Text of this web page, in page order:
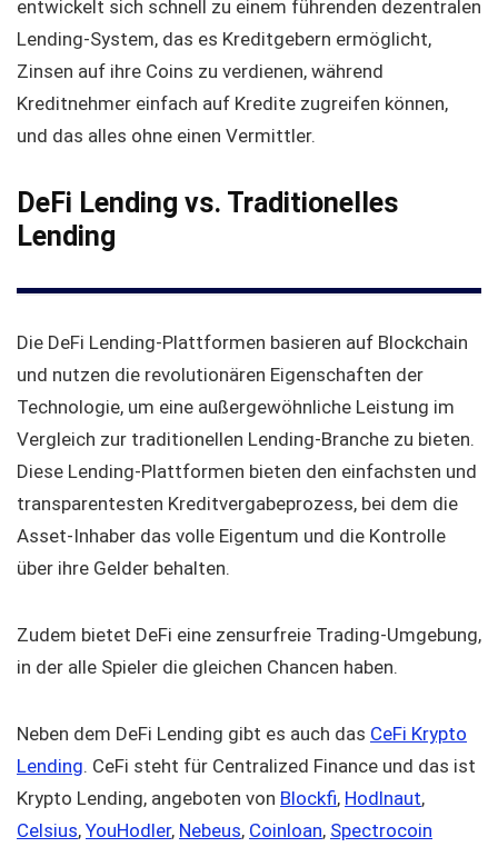
entwickelt sich schnell zu einem führenden dezentralen
Lending-System, das es Kreditgebern ermöglicht,
Zinsen auf ihre Coins zu verdienen, während
Kreditnehmer einfach auf Kredite zugreifen können,
und das alles ohne einen Vermittler.
DeFi Lending vs. Traditionelles
Lending
Die DeFi Lending-Plattformen basieren auf Blockchain
und nutzen die revolutionären Eigenschaften der
Technologie, um eine außergewöhnliche Leistung im
Vergleich zur traditionellen Lending-Branche zu bieten.
Diese Lending-Plattformen bieten den einfachsten und
transparentesten Kreditvergabeprozess, bei dem die
Asset-Inhaber das volle Eigentum und die Kontrolle
über ihre Gelder behalten.
Zudem bietet DeFi eine zensurfreie Trading-Umgebung,
in der alle Spieler die gleichen Chancen haben.
Neben dem DeFi Lending gibt es auch das CeFi Krypto
Lending. CeFi steht für Centralized Finance und das ist
Krypto Lending, angeboten von Blockfi, Hodlnaut,
Celsius, YouHodler, Nebeus, Coinloan, Spectrocoin